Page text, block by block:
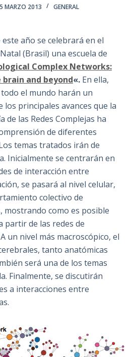
MARZO 2013 GENERAL
este año se celebrará en el
(Brasil) una escuela de
Complex Networks:
and beyond«. En ella,
el mundo harán un
principales avances que la
de las Redes Complejas ha
de diferentes
temas tratados irán de
Inicialmente se centrarán en
de interacción entre
se pasará al nivel celular,
colectivo de
mostrando como es posible
partir de las redes de
un nivel más macroscópico, el
tanto anatómicas
será una de los temas
Finalmente, se discutirán
a interacciones entre